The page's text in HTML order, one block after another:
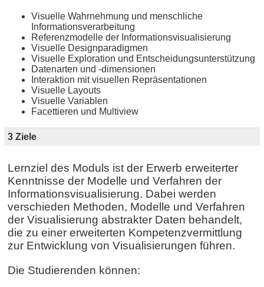
Visuelle Wahrnehmung und menschliche
Informationsverarbeitung
Referenzmodelle der Informationsvisualisierung
Visuelle Designparadigmen
Visuelle Exploration und Entscheidungsunterstützung
Datenarten und -dimensionen
Interaktion mit visuellen Repräsentationen
Visuelle Layouts
Visuelle Variablen
Facettieren und Multiview
3 Ziele
Lernziel des Moduls ist der Erwerb erweiterter
Kenntnisse der Modelle und Verfahren der
Informationsvisualisierung. Dabei werden
verschieden Methoden, Modelle und Verfahren
der Visualisierung abstrakter Daten behandelt,
die zu einer erweiterten Kompetenzvermittlung
zur Entwicklung von Visualisierungen führen.
Die Studierenden können: